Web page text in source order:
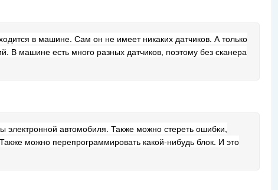
в машине. Сам он не имеет никаких датчиков. А только
В машине есть много разных датчиков, поэтому без сканера
автомобиля. Также можно стереть ошибки,
можно перепрограммировать какой-нибудь блок. И это